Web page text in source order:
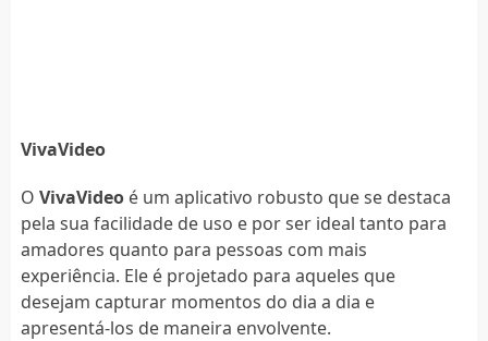
VivaVideo
O VivaVideoé um aplicativo robusto que se destaca
pela sua facilidade de uso e por ser ideal tanto para
amadores quanto para pessoas com mais
experiência. Ele é projetado para aqueles que
desejam capturar momentos do dia a dia e
apresentá-los de maneira envolvente.